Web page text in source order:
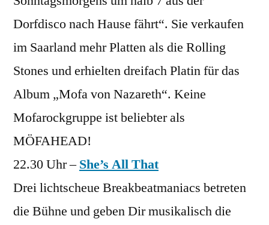
Dorfdisco nach Hause fährt“. Sie verkaufen
im Saarland mehr Platten als die Rolling
Stones und erhielten dreifach Platin für das
Album „Mofa von Nazareth“. Keine
Mofarockgruppe ist beliebter als
MÖFAHEAD!
22.30 Uhr –She’s All That
Drei lichtscheue Breakbeatmaniacs betreten
die Bühne und geben Dir musikalisch die